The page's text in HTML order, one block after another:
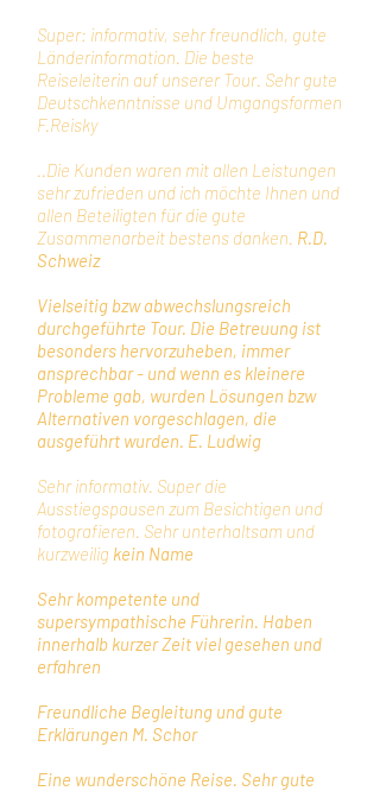
Super: informativ, sehr freundlich, gute
Länderinformation. Die beste
Reiseleiterin auf unserer Tour. Sehr gute
Deutschkenntnisse und Umgangsformen
F.Reisky
..Die Kunden waren mit allen Leistungen
sehr zufrieden und ich möchte Ihnen und
allen Beteiligten für die gute
Zusammenarbeit bestens danken. R.D.
Schweiz
Vielseitig bzw abwechslungsreich
durchgeführte Tour. Die Betreuung ist
besonders hervorzuheben, immer
ansprechbar - und wenn es kleinere
Probleme gab, wurden Lösungen bzw
Alternativen vorgeschlagen, die
ausgeführt wurden. E. Ludwig
Sehr informativ. Super die
Ausstiegspausen zum Besichtigen und
fotografieren. Sehr unterhaltsam und
kurzweilig kein Name
Sehr kompetente und
supersympathische Führerin. Haben
innerhalb kurzer Zeit viel gesehen und
erfahren
Freundliche Begleitung und gute
Erklärungen M. Schor
Eine wunderschöne Reise. Sehr gute